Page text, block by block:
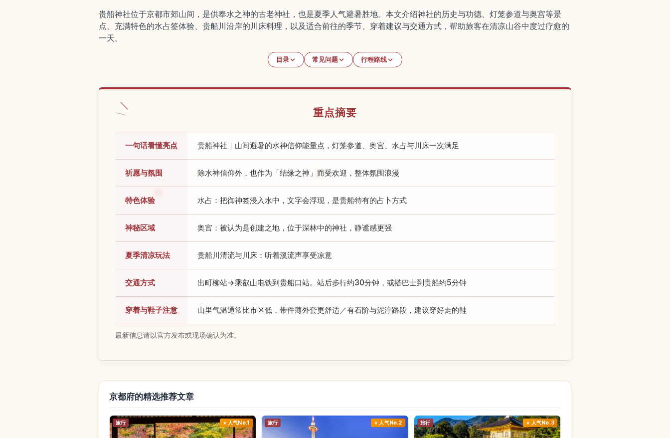
贵船神社位于京都市郊山间，是供奉水之神的古老神社，也是夏季人气避暑胜地。本文介绍神社的历史与功德、灯笼参道与奥宫等景
点、充满特色的水占签体验、贵船川沿岸的川床料理，以及适合前往的季节、穿着建议与交通方式，帮助旅客在清凉山谷中度过疗愈的
一天。
目录 常见问题 行程路线
重点摘要
一句话看懂亮点 贵船神社｜山间避暑的水神信仰能量点，灯笼参道、奥宫、水占与川床一次满足
祈愿与氛围 除水神信仰外，也作为「结缘之神」而受欢迎，整体氛围浪漫
特色体验 水占：把御神签浸入水中，文字会浮现，是贵船特有的占卜方式
神秘区域 奥宫：被认为是创建之地，位于深林中的神社，静谧感更强
夏季清凉玩法 贵船川清流与川床：听着溪流声享受凉意
交通方式 出町柳站→乘叡山电铁到贵船口站。站后步行约30分钟，或搭巴士到贵船约5分钟
穿着与鞋子注意 山里气温通常比市区低，带件薄外套更舒适／有石阶与泥泞路段，建议穿好走的鞋
最新信息请以官方发布或现场确认为准。
京都府的精选推荐文章
旅行 人气No.1 旅行 人气No.2 旅行 人气No.3